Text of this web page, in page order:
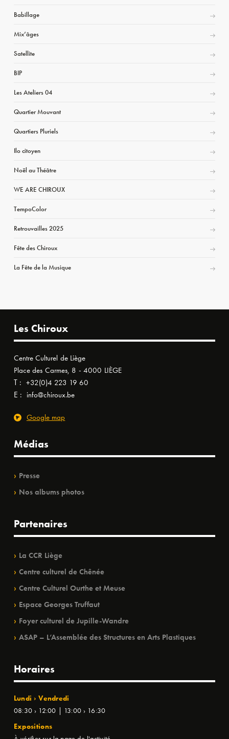
Babillage
Mix’âges
Satellite
BIP
Les Ateliers 04
Quartier Mouvant
Quartiers Pluriels
Ilo citoyen
Noël au Théâtre
WE ARE CHIROUX
TempoColor
Retrouvailles 2025
Fête des Chiroux
La Fête de la Musique
Les Chiroux
Centre Culturel de Liège
Place des Carmes, 8 - 4000 LIÈGE
T : +32(0)4 223 19 60
E : info@chiroux.be
Google map
Médias
Presse
Nos albums photos
Partenaires
La CCR Liège
Centre culturel de Chênée
Centre Culturel Ourthe et Meuse
Espace Georges Truffaut
Foyer culturel de Jupille-Wandre
ASAP – L’Assemblée des Structures en Arts Plastiques
Horaires
Lundi › Vendredi
08:30 › 12:00 | 13:00 › 16:30
Expositions